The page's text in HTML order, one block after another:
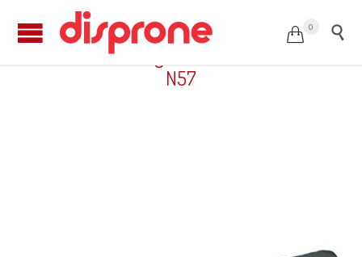
 0 
Posicionador de cigüeñal BMW-MINI / N47-
N57